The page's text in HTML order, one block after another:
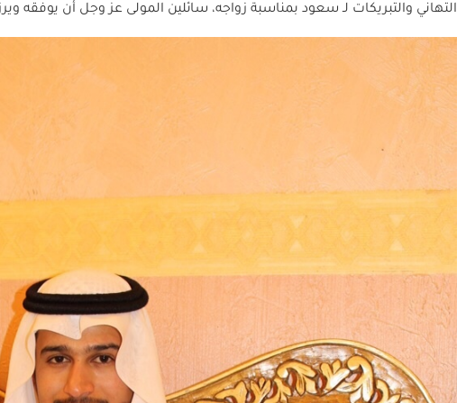
التهاني والتبريكات لـ سعود بمناسبة زواجه، سائلين المولى عز وجل أن يوفقه